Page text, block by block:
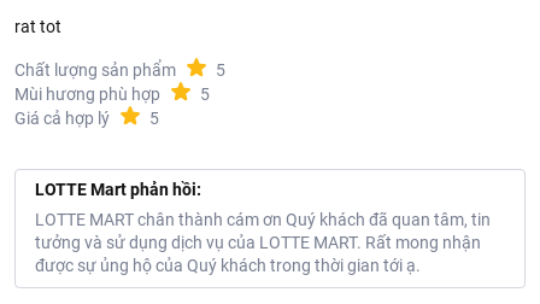
rat tot
Chất lượng sản phẩm
5
Mùi hương phù hợp
5
Giá cả hợp lý
5
LOTTE Mart phản hồi:
LOTTE MART chân thành cám ơn Quý khách đã quan tâm, tin
tưởng và sử dụng dịch vụ của LOTTE MART. Rất mong nhận
được sự ủng hộ của Quý khách trong thời gian tới ạ.